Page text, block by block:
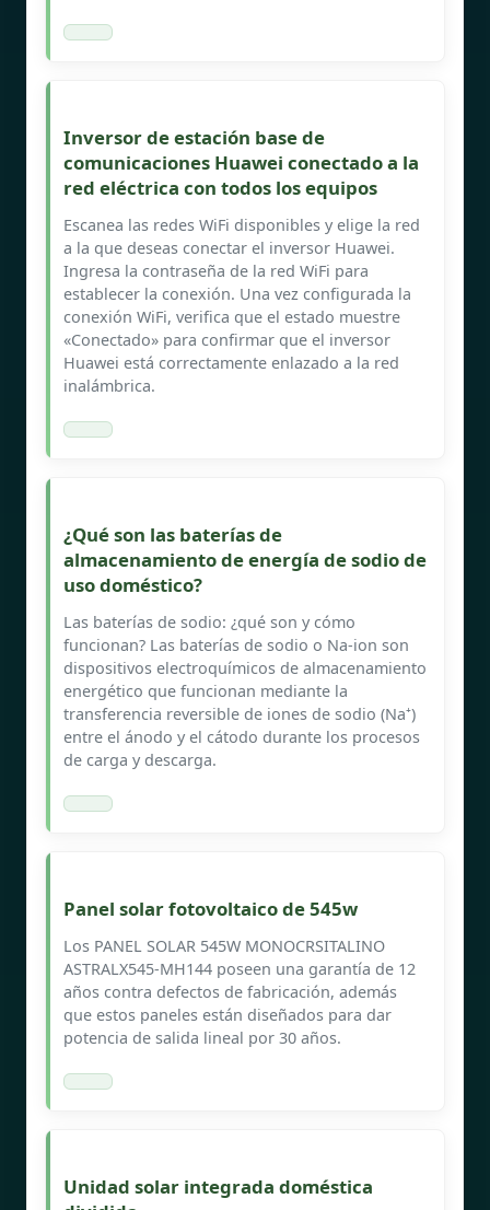
Inversor de estación base de
comunicaciones Huawei conectado a la
red eléctrica con todos los equipos
Escanea las redes WiFi disponibles y elige la red
a la que deseas conectar el inversor Huawei.
Ingresa la contraseña de la red WiFi para
establecer la conexión. Una vez configurada la
conexión WiFi, verifica que el estado muestre
«Conectado» para confirmar que el inversor
Huawei está correctamente enlazado a la red
inalámbrica.
¿Qué son las baterías de
almacenamiento de energía de sodio de
uso doméstico?
Las baterías de sodio: ¿qué son y cómo
funcionan? Las baterías de sodio o Na-ion son
dispositivos electroquímicos de almacenamiento
energético que funcionan mediante la
transferencia reversible de iones de sodio (Na⁺)
entre el ánodo y el cátodo durante los procesos
de carga y descarga.
Panel solar fotovoltaico de 545w
Los PANEL SOLAR 545W MONOCRSITALINO
ASTRALX545-MH144 poseen una garantía de 12
años contra defectos de fabricación, además
que estos paneles están diseñados para dar
potencia de salida lineal por 30 años.
Unidad solar integrada doméstica